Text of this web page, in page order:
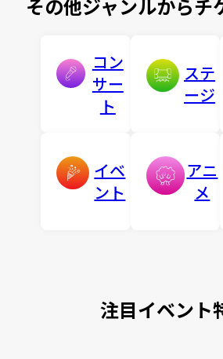
その他ジャンルからチ
コン
サー
ト
ステ
ージ
イベ
ント
アニ
メ
注目イベント